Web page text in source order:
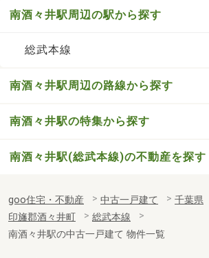
南酒々井駅周辺の駅から探す
総武本線
南酒々井駅周辺の路線から探す
南酒々井駅の特集から探す
南酒々井駅(総武本線)の不動産を探す
goo住宅・不動産 中古一戸建て
千葉県
印旛郡酒々井町
総武本線
南酒々井駅の中古一戸建て 物件一覧